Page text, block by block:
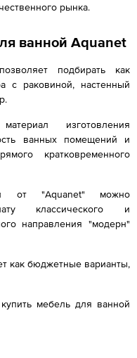
рынка.
ванной Aquanet
подбирать как
с раковиной, настенный
изготовления
ванных помещений и
кратковременного
от "Aquanet" можно
классического и
направления "модерн"
как бюджетные варианты,
мебель для ванной